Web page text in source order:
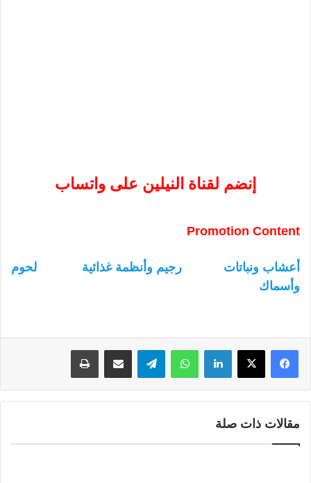
إنضم لقناة النيلين على واتساب
Promotion Content
أعشاب ونباتات رجيم وأنظمة غذائية
لحوم
وأسماك
لينكدإن واتساب
مقالات ذات صلة